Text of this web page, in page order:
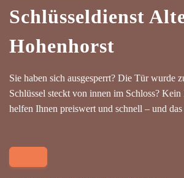
Schlüsseldienst
Hohenhorst
Sie haben sich ausgesperrt? Die Tür wurde
Schlüssel steckt von innen im Schloss?
helfen Ihnen preiswert und schnell – und